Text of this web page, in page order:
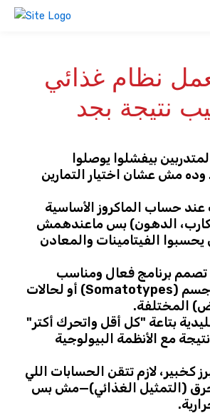
نظام غذائي
نتيجة بجد
المتدربين بيفشلوا يوصلوا
وده مش عشان اختيار التمارين
عند حساب الماكروز الأساسية
الدهون) بس ماعندهمش
يحسبوا الفيتامينات والمعادن
برنامج فعال ومناسب
لطبيعة كل جسم (Somatotypes) أو لحالات
المختلفة.
بتاعة "كل أقل واتحرك أكتر"
مع الأنظمة البيولوجية
كخبير، لازم تتقن الحسابات اللي
(التمثيل الغذائي)—مش بس